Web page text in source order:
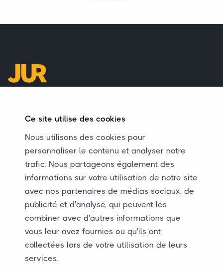
info@jurautotransport.nl
+31 (0)38 8450683
+31 (0)38 8450683
Informations d'adresse
JUR Autotransport BV
Marconistraat 15A
8013 PK Zwolle
Nederland
Ce site utilise des cookies
Nous utilisons des cookies pour
personnaliser le contenu et analyser notre
trafic. Nous partageons également des
informations sur votre utilisation de notre site
avec nos partenaires de médias sociaux, de
publicité et d'analyse, qui peuvent les
combiner avec d'autres informations que
vous leur avez fournies ou qu'ils ont
collectées lors de votre utilisation de leurs
services.